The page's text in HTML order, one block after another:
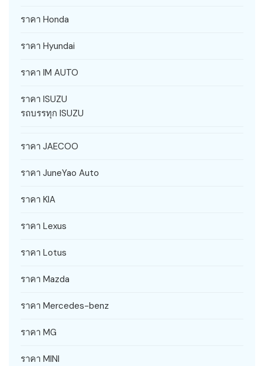
ราคา Honda
ราคา Hyundai
ราคา IM AUTO
ราคา ISUZU
รถบรรทุก ISUZU
ราคา JAECOO
ราคา JuneYao Auto
ราคา KIA
ราคา Lexus
ราคา Lotus
ราคา Mazda
ราคา Mercedes-benz
ราคา MG
ราคา MINI